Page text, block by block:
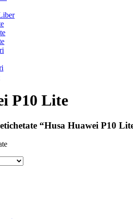
P10 Lite
“Husa Huawei P10